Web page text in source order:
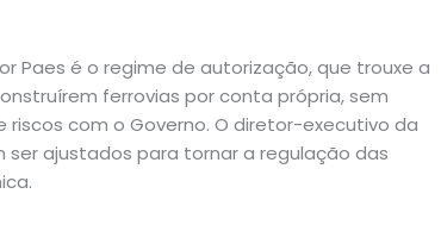
Paes é o regime de autorização, que trouxe a
ferrovias por conta própria, sem
com o Governo. O diretor-executivo da
ser ajustados para tornar a regulação das